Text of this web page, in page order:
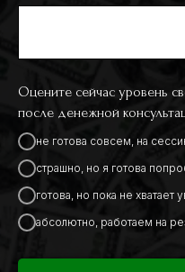
Оцените сейчас уровень
после денежной
не готова совсем, на
страшно, но я готова
готова, но пока не хватает
абсолютно, работаем на